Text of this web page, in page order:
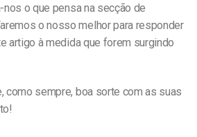
o que pensa na secção de
o nosso melhor para responder
artigo à medida que forem surgindo
como sempre, boa sorte com as suas